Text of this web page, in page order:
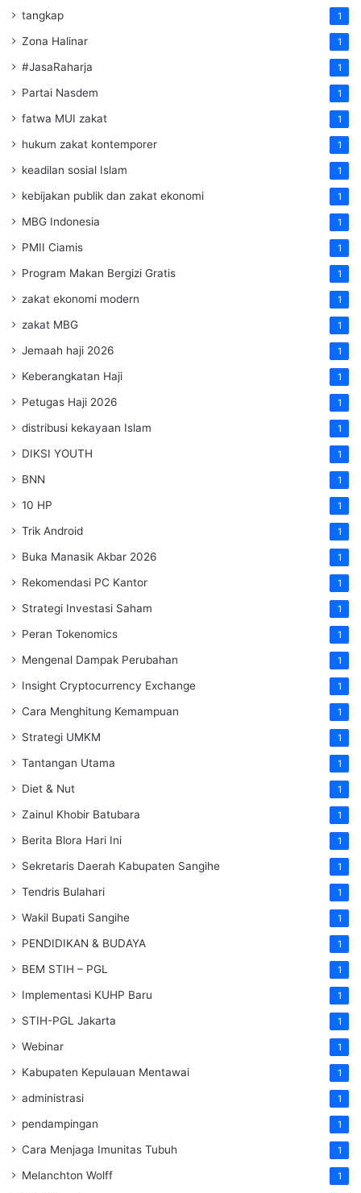
tangkap 1
Zona Halinar 1
#JasaRaharja 1
Partai Nasdem 1
fatwa MUI zakat 1
hukum zakat kontemporer 1
keadilan sosial Islam 1
kebijakan publik dan zakat ekonomi 1
MBG Indonesia 1
PMII Ciamis 1
Program Makan Bergizi Gratis 1
zakat ekonomi modern 1
zakat MBG 1
Jemaah haji 2026 1
Keberangkatan Haji 1
Petugas Haji 2026 1
distribusi kekayaan Islam 1
DIKSI YOUTH 1
BNN 1
10 HP 1
Trik Android 1
Buka Manasik Akbar 2026 1
Rekomendasi PC Kantor 1
Strategi Investasi Saham 1
Peran Tokenomics 1
Mengenal Dampak Perubahan 1
Insight Cryptocurrency Exchange 1
Cara Menghitung Kemampuan 1
Strategi UMKM 1
Tantangan Utama 1
Diet & Nut 1
Zainul Khobir Batubara 1
Berita Blora Hari Ini 1
Sekretaris Daerah Kabupaten Sangihe 1
Tendris Bulahari 1
Wakil Bupati Sangihe 1
PENDIDIKAN & BUDAYA 1
BEM STIH – PGL 1
Implementasi KUHP Baru 1
STIH-PGL Jakarta 1
Webinar 1
Kabupaten Kepulauan Mentawai 1
administrasi 1
pendampingan 1
Cara Menjaga Imunitas Tubuh 1
Melanchton Wolff 1